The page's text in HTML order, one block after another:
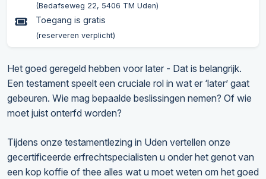
(Bedafseweg 22, 5406 TM Uden)
Toegang is gratis
(reserveren verplicht)
Het goed geregeld hebben voor later - Dat is belangrijk.
Een testament speelt een cruciale rol in wat er ‘later’ gaat
gebeuren. Wie mag bepaalde beslissingen nemen? Of wie
moet juist onterfd worden?
Tijdens onze testamentlezing in Uden vertellen onze
gecertificeerde erfrechtspecialisten u onder het genot van
een kop koffie of thee alles wat u moet weten om het goed